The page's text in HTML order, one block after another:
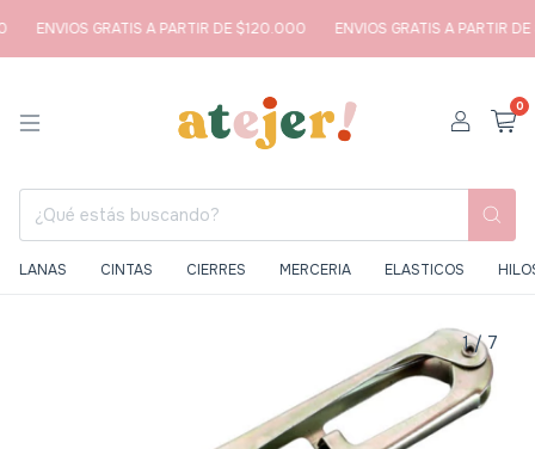
ENVIOS GRATIS A PARTIR DE $120.000 ENVIOS GRATIS A PARTIR
0
LANAS CINTAS CIERRES MERCERIA ELASTICOS
1/7